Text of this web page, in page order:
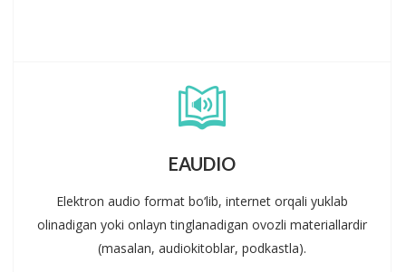
EAUDIO
Elektron audio format bo‘lib, internet orqali yuklab
olinadigan yoki onlayn tinglanadigan ovozli materiallardir
(masalan, audiokitoblar, podkastla).